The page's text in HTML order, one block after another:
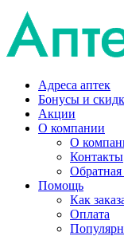
Адреса аптек
Бонусы и
Акции
О компании
О
Контакты
Обратная
Помощь
Как
Оплата